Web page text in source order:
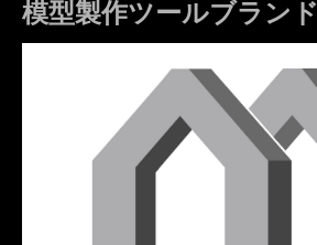
模型製作ツールブランド